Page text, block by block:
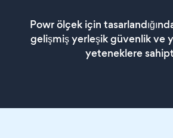
Powr ölçek için
gelişmiş yerleşik güvenlik ve
yeteneklere